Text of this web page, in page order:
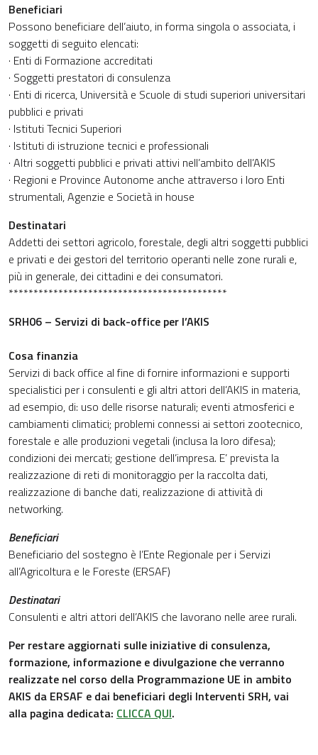
Beneficiari
Possono beneficiare dell’aiuto, in forma singola o associata, i
soggetti di seguito elencati:
· Enti di Formazione accreditati
· Soggetti prestatori di consulenza
· Enti di ricerca, Università e Scuole di studi superiori universitari
pubblici e privati
· Istituti Tecnici Superiori
· Istituti di istruzione tecnici e professionali
· Altri soggetti pubblici e privati attivi nell’ambito dell’AKIS
· Regioni e Province Autonome anche attraverso i loro Enti
strumentali, Agenzie e Società in house
Destinatari
Addetti dei settori agricolo, forestale, degli altri soggetti pubblici
e privati e dei gestori del territorio operanti nelle zone rurali e,
più in generale, dei cittadini e dei consumatori.
********************************************
SRH06 – Servizi di back-office per l’AKIS
Cosa finanzia
Servizi di back office al fine di fornire informazioni e supporti
specialistici per i consulenti e gli altri attori dell’AKIS in materia,
ad esempio, di: uso delle risorse naturali; eventi atmosferici e
cambiamenti climatici; problemi connessi ai settori zootecnico,
forestale e alle produzioni vegetali (inclusa la loro difesa);
condizioni dei mercati; gestione dell’impresa. E’ prevista la
realizzazione di reti di monitoraggio per la raccolta dati,
realizzazione di banche dati, realizzazione di attività di
networking.
Beneficiari
Beneficiario del sostegno è l’Ente Regionale per i Servizi
all’Agricoltura e le Foreste (ERSAF)
Destinatari
Consulenti e altri attori dell’AKIS che lavorano nelle aree rurali.
Per restare aggiornati sulle iniziative di consulenza,
formazione, informazione e divulgazione che verranno
realizzate nel corso della Programmazione UE in ambito
AKIS da ERSAF e dai beneficiari degli Interventi SRH, vai
alla pagina dedicata: CLICCA QUI.